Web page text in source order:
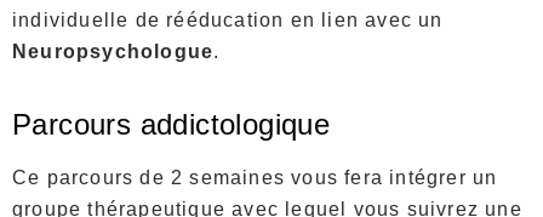
individuelle de rééducation en lien avec un
Neuropsychologue.
Parcours addictologique
Ce parcours de 2 semaines vous fera intégrer un
groupe thérapeutique avec lequel vous suivrez une